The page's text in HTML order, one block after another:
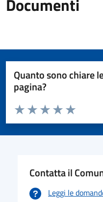
Documenti
Quanto sono chiare
pagina?
Valuta da 1 a 5 stelle la pagina
Valuta 5
Valuta 4 stelle
Valuta 3 stelle su 5
Valuta 2 stelle su 5
Valuta 1 stelle su 5
Contatta il
Leggi le